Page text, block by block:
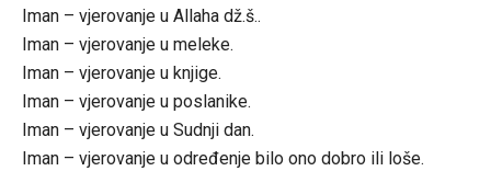
Iman – vjerovanje u Allaha dž.š..
Iman – vjerovanje u meleke.
Iman – vjerovanje u knjige.
Iman – vjerovanje u poslanike.
Iman – vjerovanje u Sudnji dan.
Iman – vjerovanje u određenje bilo ono dobro ili loše.